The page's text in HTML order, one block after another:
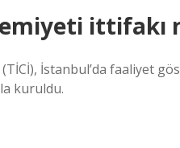
ittifakı
İstanbul’da faaliyet
kuruldu.